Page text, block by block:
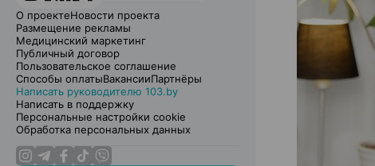
О проектеНовости проекта
Размещение рекламы
Медицинский маркетинг
Публичный договор
Пользовательское соглашение
Способы оплатыВакансииПартнёры
Написать руководителю 103.by
Написать в поддержку
Персональные настройки cookie
Обработка персональных данных